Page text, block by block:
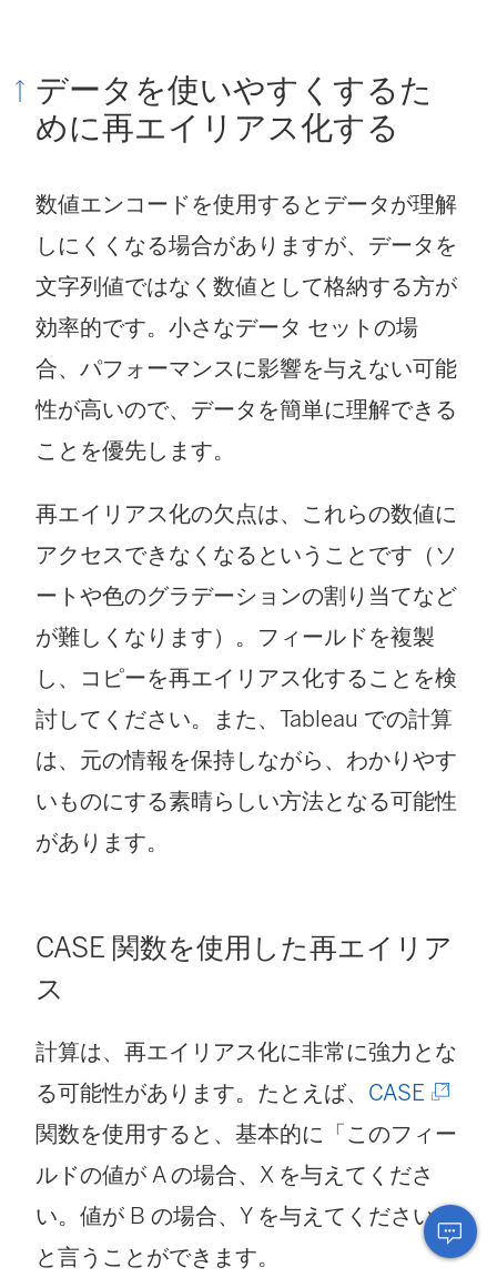
データを使いやすくするた
めに再エイリアス化する
数値エンコードを使用するとデータが理解
しにくくなる場合がありますが、データを
文字列値ではなく数値として格納する方が
効率的です。小さなデータ セットの場
合、パフォーマンスに影響を与えない可能
性が高いので、データを簡単に理解できる
ことを優先します。
再エイリアス化の欠点は、これらの数値に
アクセスできなくなるということです（ソ
ートや色のグラデーションの割り当てなど
が難しくなります）。フィールドを複製
し、コピーを再エイリアス化することを検
討してください。また、Tableau での計算
は、元の情報を保持しながら、わかりやす
いものにする素晴らしい方法となる可能性
があります。
CASE 関数を使用した再エイリア
ス
計算は、再エイリアス化に非常に強力とな
る可能性があります。たとえば、 CASE (
新
し
い
ウ
関数を使用すると、基本的に「このフィー
ルドの値が A の場合、X を与えてくださ
い。値が B の場合、Y を与えてください」
と言うことができます。